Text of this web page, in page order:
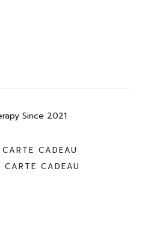
Since 2021
CADEAU
CARTE CADEAU